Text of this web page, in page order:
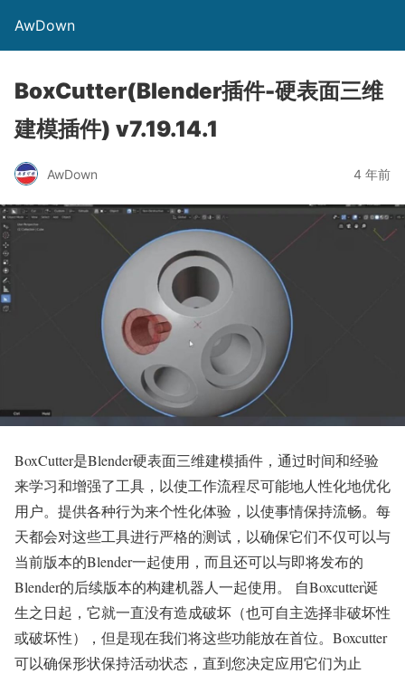
AwDown
BoxCutter(Blender插件-硬表面三维
建模插件) v7.19.14.1
AwDown 4 年前
BoxCutter是Blender硬表面三维建模插件，通过时间和经验
来学习和增强了工具，以使工作流程尽可能地人性化地优化
用户。提供各种行为来个性化体验，以使事情保持流畅。每
天都会对这些工具进行严格的测试，以确保它们不仅可以与
当前版本的Blender一起使用，而且还可以与即将发布的
Blender的后续版本的构建机器人一起使用。 自Boxcutter诞
生之日起，它就一直没有造成破坏（也可自主选择非破坏性
或破坏性），但是现在我们将这些功能放在首位。Boxcutter
可以确保形状保持活动状态，直到您决定应用它们为止